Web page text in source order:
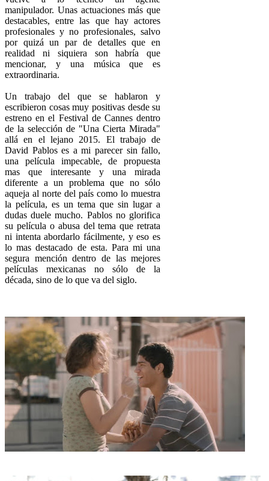
manipulador. Unas actuaciones más que
destacables, entre las que hay actores
profesionales y no profesionales, salvo
por quizá un par de detalles que en
realidad ni siquiera son habría que
mencionar, y una música que es
extraordinaria.
Un trabajo del que se hablaron y
escribieron cosas muy positivas desde su
estreno en el Festival de Cannes dentro
de la selección de "Una Cierta Mirada"
allá en el lejano 2015. El trabajo de
David Pablos es a mi parecer sin fallo,
una película impecable, de propuesta
mas que interesante y una mirada
diferente a un problema que no sólo
aqueja al norte del país como lo muestra
la película, es un tema que sin lugar a
dudas duele mucho. Pablos no glorifica
su película o abusa del tema que retrata
ni intenta abordarlo fácilmente, y eso es
lo mas destacado de esta. Para mi una
segura mención dentro de las mejores
películas mexicanas no sólo de la
década, sino de lo que va del siglo.